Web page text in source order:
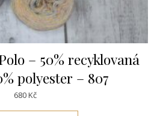
– 50% recyklovaná
polyester – 807
680Kč